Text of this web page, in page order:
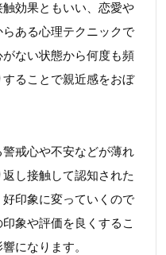
効果ともいい、恋愛や
ある心理テクニックで
ない状態から何度も頻
ることで親近感をおぼ
戒心や不安などが薄れ
し接触して認知された
印象に変っていくので
象や評価を良くするこ
になります。